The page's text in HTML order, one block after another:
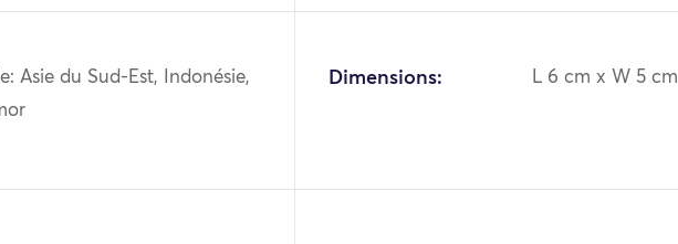
Asie du Sud-Est, Indonésie,
Dimensions: L 6 cm x W 5 cm